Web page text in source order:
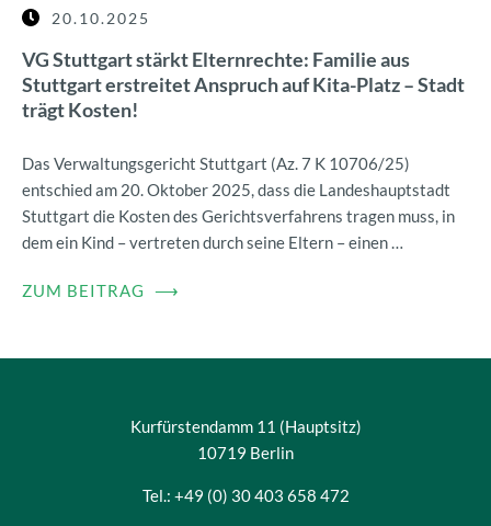
20.10.2025
VG Stuttgart stärkt Elternrechte: Familie aus
Stuttgart erstreitet Anspruch auf Kita-Platz – Stadt
trägt Kosten!
Das Verwaltungsgericht Stuttgart (Az. 7 K 10706/25)
entschied am 20. Oktober 2025, dass die Landeshauptstadt
Stuttgart die Kosten des Gerichtsverfahrens tragen muss, in
dem ein Kind – vertreten durch seine Eltern – einen …
ZUM BEITRAG ⟶
Kurfürstendamm 11 (Hauptsitz)
10719 Berlin
Tel.: +49 (0) 30 403 658 472